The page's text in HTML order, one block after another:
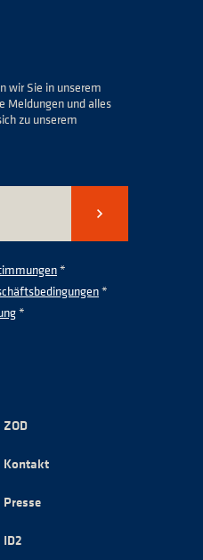
wir Sie in unserem
Meldungen und alles
zu unserem
Senden
*
*
*
ZOD
Kontakt
Presse
ID2